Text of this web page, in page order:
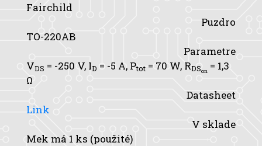
Fairchild
Puzdro
TO-220AB
Parametre
VDS = -250 V, ID = -5 A, Ptot = 70 W, RDSon = 1,3
Ω
Datasheet
Link
V sklade
Mek má 1 ks (použité)